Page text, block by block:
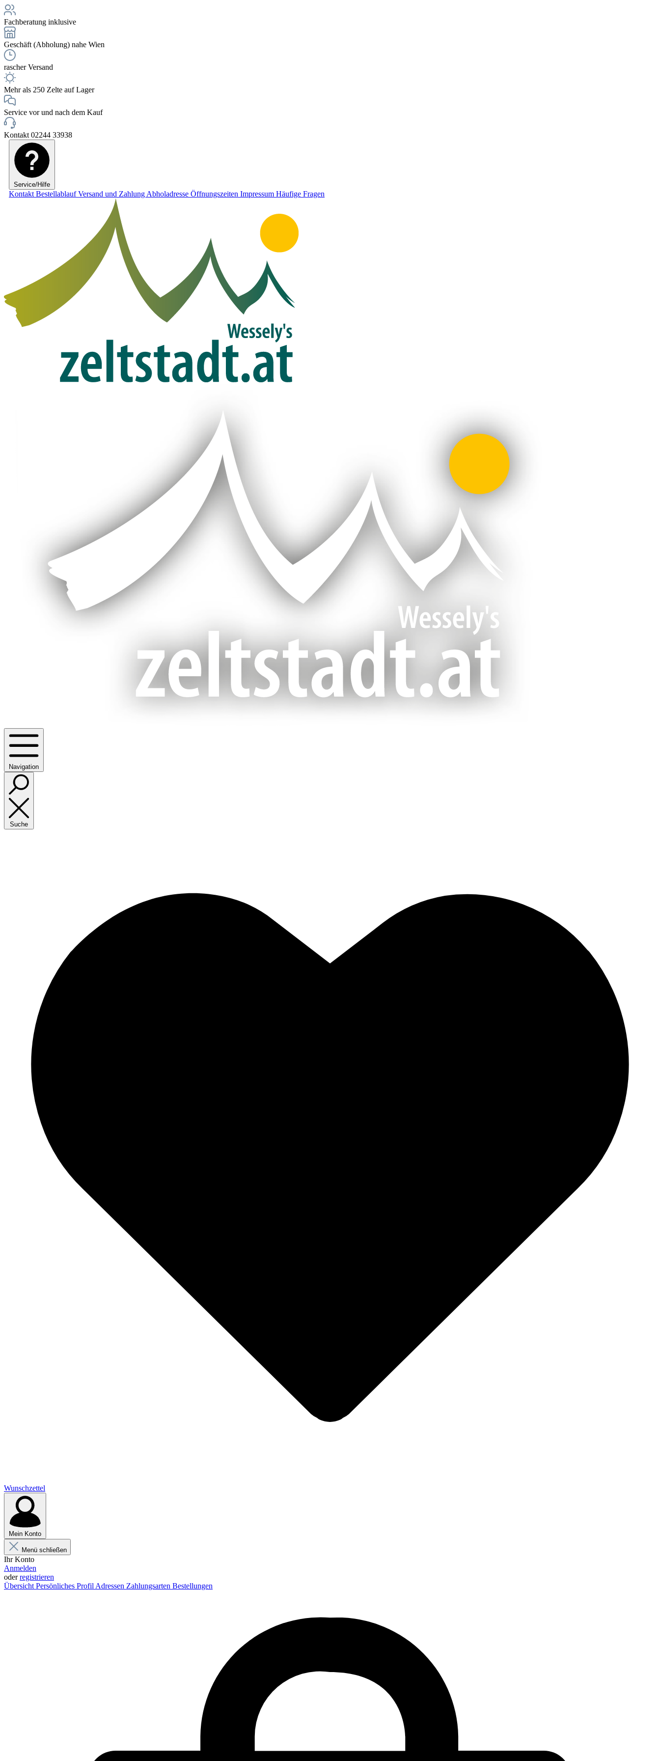
Fachberatung inklusive
Geschäft (Abholung) nahe Wien
rascher Versand
Mehr als 250 Zelte auf Lager
Service vor und nach dem Kauf
Kontakt 02244 33938
Service/Hilfe
Kontakt BestellablaufVersand und Zahlung Abholadresse Öffnungszeiten Impressum Häufige Fragen
Navigation
Suche
Wunschzettel
Mein Konto
Menü schließen
Ihr Konto
Anmelden
oderregistrieren
Übersicht Persönliches Profil Adressen Zahlungsarten Bestellungen